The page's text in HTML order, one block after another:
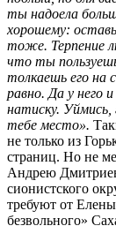
ты надоела
хорошему:
тоже. Терпение
что ты
толкаешь его на
равно. Да у него
натиску. Уймись,
тебе место».
не только из
страниц. Но не
Андрею
сионистского
требуют от
безвольного»